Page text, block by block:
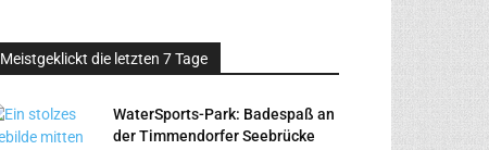
Meistgeklickt die letzten 7 Tage
WaterSports-Park: Badespaß an
der Timmendorfer Seebrücke